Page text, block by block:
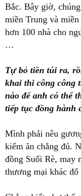
Bắc. Bây giờ,
miền Trung và
hơn 100 nhà cho
…
Tự bỏ tiền túi ra,
khai thi công công
nào để anh có thể
tiếp tục đồng hành
Mình phải nêu
kiếm ăn chẳng đủ.
đồng Suối Rè, may
thương mại khác